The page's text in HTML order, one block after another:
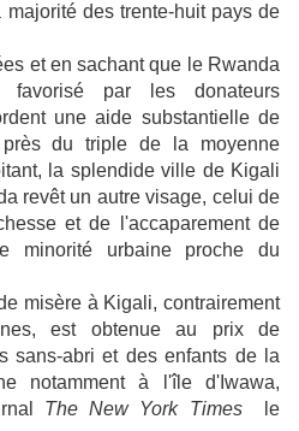
des trente-huit pays de
et en sachant que le Rwanda
par les donateurs
une aide substantielle de
du triple de la moyenne
la splendide ville de Kigali
revêt un autre visage, celui de
et de l'accaparement de
minorité urbaine proche du
misère à Kigali, contrairement
est obtenue au prix de
sans-abri et des enfants de la
notamment à l'île d'Iwawa,
The New York Timesle